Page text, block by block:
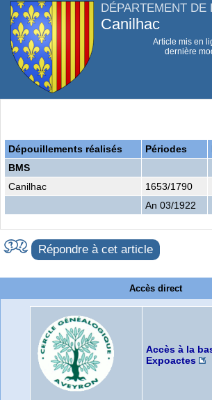
DÉPARTEMENT DE
Canilhac
Article mis en
dernière
Dépouillements réalisés Périodes
BMS
Canilhac
1653/1790
An 03/1922
Répondre à cet article
Accès direct
Accès à la
Expoactes